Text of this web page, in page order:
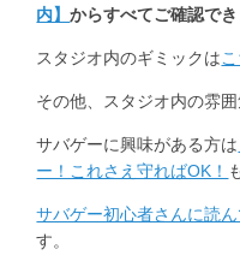
内】からすべてご確認でき
スタジオ内のギミックは
その他、スタジオ内の雰
サバゲーに興味がある方は
ー！これさえ守ればOK！
サバゲー初心者さんに読
す。